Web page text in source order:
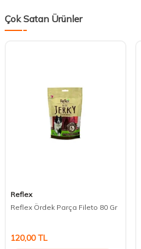
Çok Satan Ürünler
Reflex
Reflex Ördek Parça Fileto 80 Gr
120,00TL